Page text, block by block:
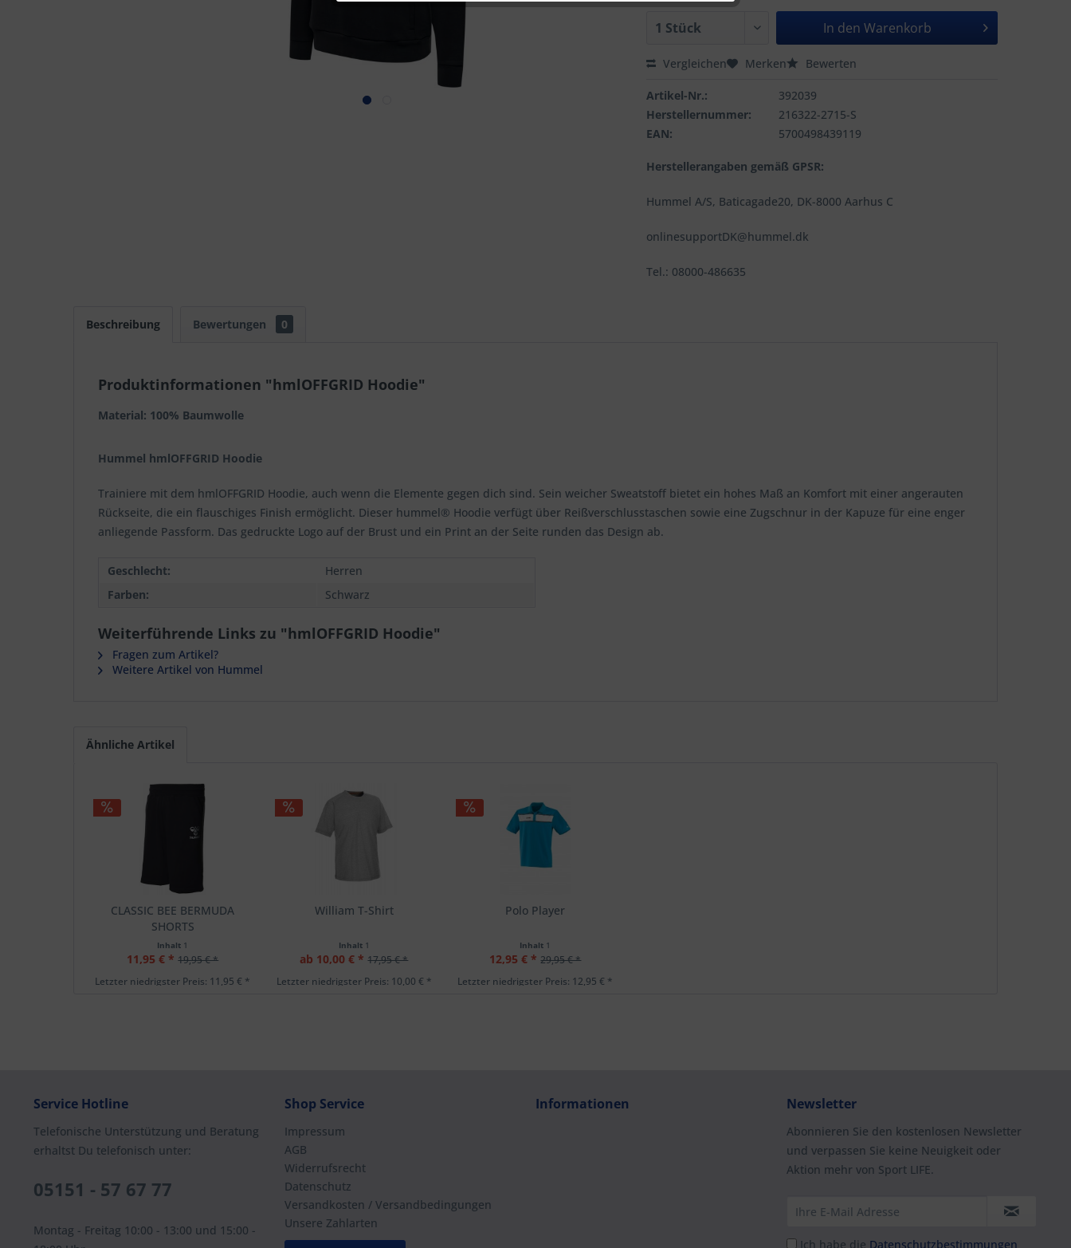
In den Warenkorb
Vergleichen Merken Bewerten
Artikel-Nr.:
392039
Herstellernummer:
216322-2715-S
EAN:
5700498439119
Herstellerangaben gemäß GPSR:
Hummel A/S, Baticagade20, DK-8000 Aarhus C
onlinesupportDK@hummel.dk
Tel.: 08000-486635
Beschreibung Bewertungen 0
Produktinformationen "hmlOFFGRID Hoodie"
Material: 100% Baumwolle
Hummel hmlOFFGRID Hoodie
Trainiere mit dem hmlOFFGRID Hoodie, auch wenn die Elemente gegen dich sind. Sein weicher Sweatstoff bietet ein hohes Maß an Komfort mit einer angerauten
Rückseite, die ein flauschiges Finish ermöglicht. Dieser hummel® Hoodie verfügt über Reißverschlusstaschen sowie eine Zugschnur in der Kapuze für eine enger
anliegende Passform. Das gedruckte Logo auf der Brust und ein Print an der Seite runden das Design ab.
Geschlecht:
Herren
Farben:
Schwarz
Weiterführende Links zu "hmlOFFGRID Hoodie"
Fragen zum Artikel?
Weitere Artikel von Hummel
Ähnliche Artikel
CLASSIC BEE BERMUDA
SHORTS
Inhalt 1
11,95 € * 19,95 € *
Letzter niedrigster Preis: 11,95 € *
William T-Shirt
Inhalt 1
ab 10,00 € * 17,95 € *
Letzter niedrigster Preis: 10,00 € *
Polo Player
Inhalt 1
12,95 € * 29,95 € *
Letzter niedrigster Preis: 12,95 € *
Service Hotline
Telefonische Unterstützung und Beratung
erhaltst Du telefonisch unter:
05151 - 57 67 77
Montag - Freitag 10:00 - 13:00 und 15:00 -
Shop Service
Impressum
AGB
Widerrufsrecht
Datenschutz
Versandkosten / Versandbedingungen
Unsere Zahlarten
Informationen Newsletter
Abonnieren Sie den kostenlosen Newsletter
und verpassen Sie keine Neuigkeit oder
Aktion mehr von Sport LIFE.
Ich habe die Datenschutzbestimmungen